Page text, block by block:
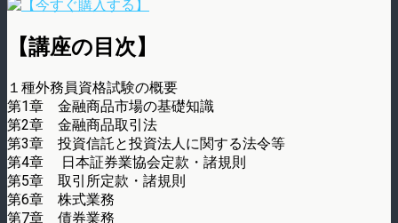
【講座の目次】
１種外務員資格試験の概要
第1章 金融商品市場の基礎知識
第2章 金融商品取引法
第3章 投資信託と投資法人に関する法令等
第4章 日本証券業協会定款・諸規則
第5章 取引所定款・諸規則
第6章 株式業務
第7章 債券業務